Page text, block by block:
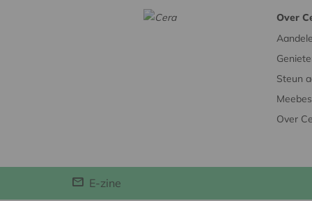
Over
Steun
Over
E-zine